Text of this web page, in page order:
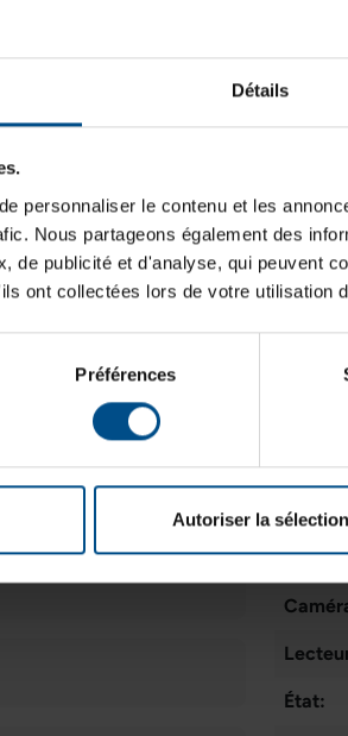
Détails
personnaliser le contenu et les
Nous partageons également des
de publicité et d'analyse, qui peuvent
ont collectées lors de votre utilisation
Préférences
Autoriser la sélection
de la puce Apple A12X
Go, elle offre de bonnes
compatibles avec
affichage détaillé, tandis
son utilisation en
Connectique
USB-C
Cœurs
Taille
Slot
État: